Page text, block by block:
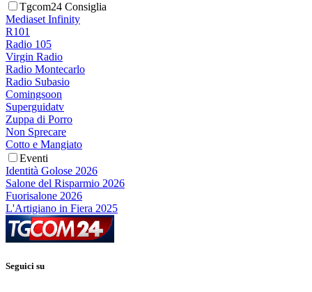
Tgcom24 Consiglia
Mediaset Infinity
R101
Radio 105
Virgin Radio
Radio Montecarlo
Radio Subasio
Comingsoon
Superguidatv
Zuppa di Porro
Non Sprecare
Cotto e Mangiato
Eventi
Identità Golose 2026
Salone del Risparmio 2026
Fuorisalone 2026
L'Artigiano in Fiera 2025
Seguici su